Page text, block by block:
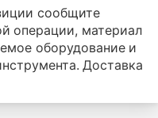
сообщите
операции, материал
оборудование и
Доставка